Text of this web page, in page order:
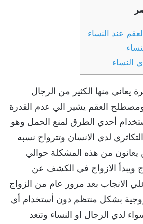
عند النساء
النساء
يعاني منها الكثير من الرجال
ومصطلح العقم يشير الي عدم القدرة
أحدي الطرق لمنع الحمل وهو
لدي الانسان وتترواح نسبه
يعانون من هذه المشكلة حوالي
ويبدأ الازواج في الكشف عن
الانجاب بعد مرور عام من الزواج
بشكل منتظم دون أستخدام أي
لدي الرجال او النساء وتتعد